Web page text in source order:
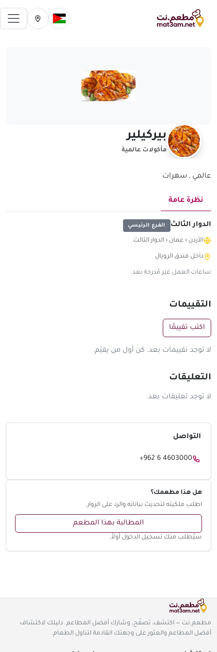
تغيير الدولة الحالية
تغيير المدينة
بيركيلير
مأكولات عالمية
عالمي , سهرات
نظرة عامة
الدوار الثالث الفرع الرئيسي
الأردن › عمان › الدوار الثالث
داخل فندق الرويال
ساعات العمل غير مُدرجة بعد.
التقييمات
اكتب تقييمًا
لا توجد تقييمات بعد. كن أول من يقيّم.
التعليقات
لا توجد تعليقات بعد.
التواصل
+962 6 4603000
هل هذا مطعمك؟
اطلب ملكيته لتحديث بياناته والرد على الزوار.
المطالبة بهذا المطعم
سيُطلب منك تسجيل الدخول أولاً.
مطعم.نت — اكتشف، تصفّح، وشارك أفضل المطاعم. دليلك لاكتشاف
أفضل المطاعم والعثور على وجهتك القادمة لتناول الطعام.